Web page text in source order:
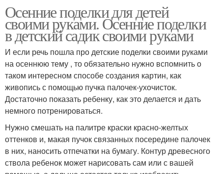
Осенние поделки для детей
своими руками. Осенние поделки
в детский садик своими руками
И если речь пошла про детские поделки своими руками
на осеннюю тему , то обязательно нужно вспомнить о
таком интересном способе создания картин, как
живопись с помощью пучка палочек-ухочисток.
Достаточно показать ребенку, как это делается и дать
немного потренироваться.
Нужно смешать на палитре краски красно-желтых
оттенков и, макая пучок связанных посередине палочек
в них, наносить отпечатки на бумагу. Контур древесного
ствола ребенок может нарисовать сам или с вашей